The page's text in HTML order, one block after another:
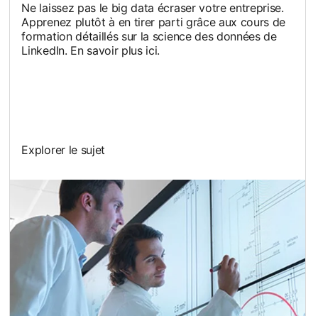
Ne laissez pas le big data écraser votre entreprise.
Apprenez plutôt à en tirer parti grâce aux cours de
formation détaillés sur la science des données de
LinkedIn. En savoir plus ici.
Explorer le sujet